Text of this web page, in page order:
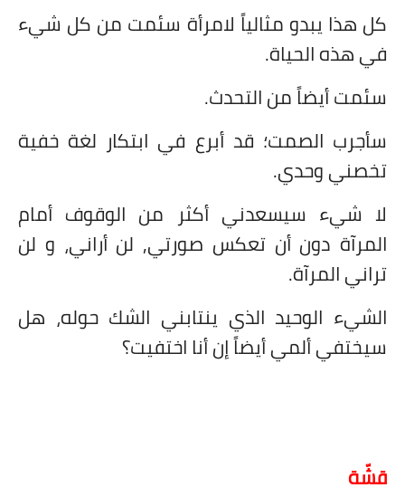
كل هذا يبدو مثالياً لامرأة سئمت من كل شيء
في هذه الحياة.
سئمت أيضاً من التحدث.
سأجرب الصمت؛ قد أبرع في ابتكار لغة خفية
تخصني وحدي.
لا شيء سيسعدني أكثر من الوقوف أمام
المرآة دون أن تعكس صورتي, لن أراني، و لن
تراني المرآة.
الشيء الوحيد الذي ينتابني الشك حوله، هل
سيختفي ألمي أيضاً إن أنا اختفيت؟
قشّة